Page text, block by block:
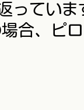
ってい
合、ピ